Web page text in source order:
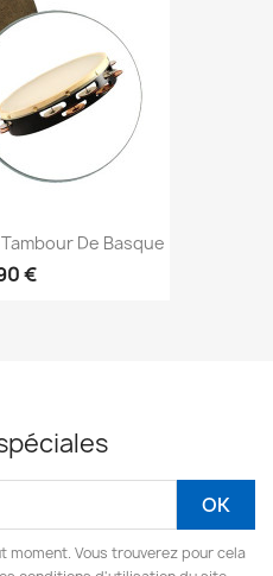
De Basque
€
moment. Vous trouverez pour cela